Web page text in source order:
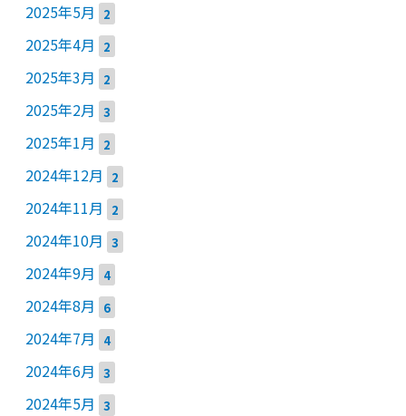
2025年5月 2
2025年4月 2
2025年3月 2
2025年2月 3
2025年1月 2
2024年12月 2
2024年11月 2
2024年10月 3
2024年9月 4
2024年8月 6
2024年7月 4
2024年6月 3
2024年5月 3